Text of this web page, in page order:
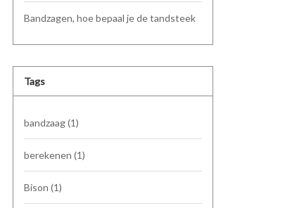
Bandzagen, hoe bepaal je de tandsteek
Tags
bandzaag(1)
berekenen (1)
Bison (1)